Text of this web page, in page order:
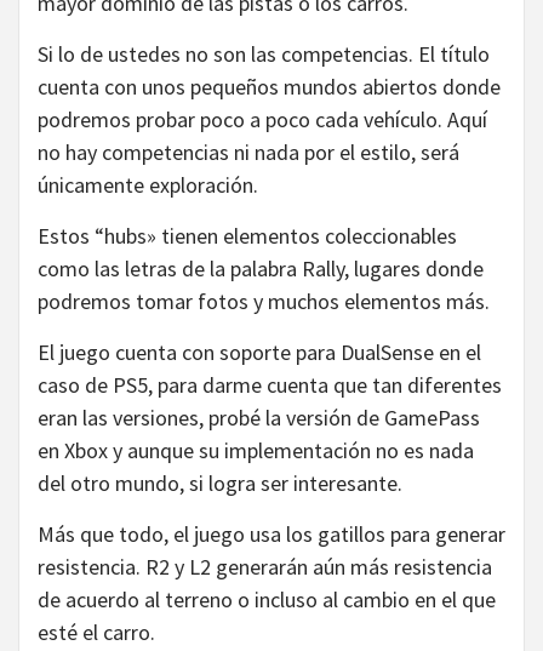
Si lo de ustedes no son las competencias. El título
cuenta con unos pequeños mundos abiertos donde
podremos probar poco a poco cada vehículo. Aquí
no hay competencias ni nada por el estilo, será
únicamente exploración.
Estos “hubs» tienen elementos coleccionables
como las letras de la palabra Rally, lugares donde
podremos tomar fotos y muchos elementos más.
El juego cuenta con soporte para DualSense en el
caso de PS5, para darme cuenta que tan diferentes
eran las versiones, probé la versión de GamePass
en Xbox y aunque su implementación no es nada
del otro mundo, si logra ser interesante.
Más que todo, el juego usa los gatillos para generar
resistencia. R2 y L2 generarán aún más resistencia
de acuerdo al terreno o incluso al cambio en el que
esté el carro.